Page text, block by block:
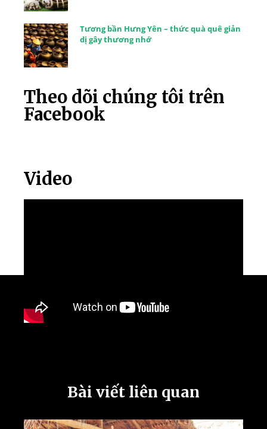
Tương bần Hưng Yên – thức quà quê giản
dị gây thương nhớ
Theo dõi chúng tôi trên
Facebook
Video
Bài viết liên quan